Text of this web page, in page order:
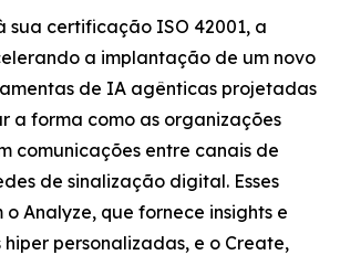
sua certificação ISO 42001, a
a implantação de um novo
de IA agênticas projetadas
a forma como as organizações
comunicações entre canais de
de sinalização digital. Esses
o Analyze, que fornece insights e
personalizadas, e o Create,